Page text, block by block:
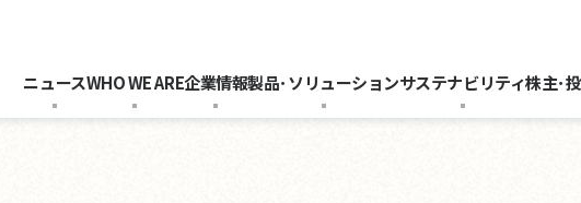
ニュースWHO WE ARE企業情報製品･ソリューションサステナビリティ株主･